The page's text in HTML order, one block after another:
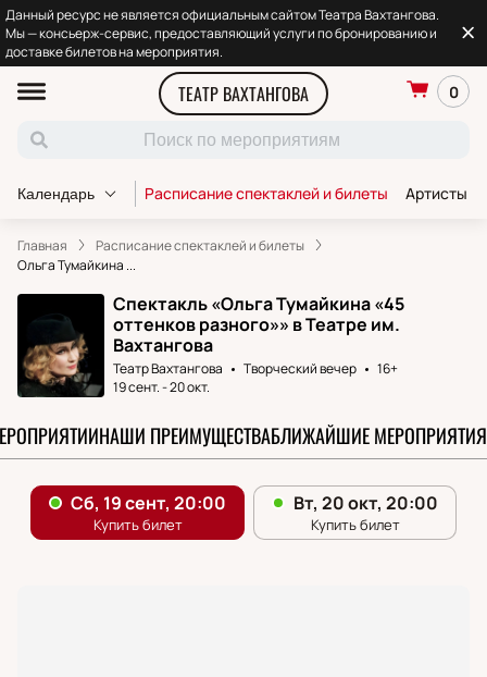
Данный ресурс не является официальным сайтом Театра Вахтангова.
Мы — консьерж-сервис, предоставляющий услуги по бронированию и
доставке билетов на мероприятия.
ТЕАТР ВАХТАНГОВА 0
Календарь Расписание спектаклей и билеты Артисты
Главная
Расписание спектаклей и билеты
Ольга Тумайкина ...
Спектакль «Ольга Тумайкина «45
оттенков разного»» в Театре им.
Вахтангова
Театр Вахтангова Творческий вечер
16+
19 сент.-20 окт.
НАШИ ПРЕИМУЩЕСТВАБЛИЖАЙШИЕ МЕРОПРИЯТИЯ